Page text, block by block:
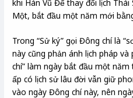
khi Hán Vũ Đế thay đổi lịch
Một, bắt đầu một năm mới
Trong “Sử ký” gọi Đông chí là
này cũng phản ánh lịch pháp
chí” làm ngày bắt đầu một
ấp có lịch sử lâu đời vẫn giữ
vào ngày Đông chí này, nên